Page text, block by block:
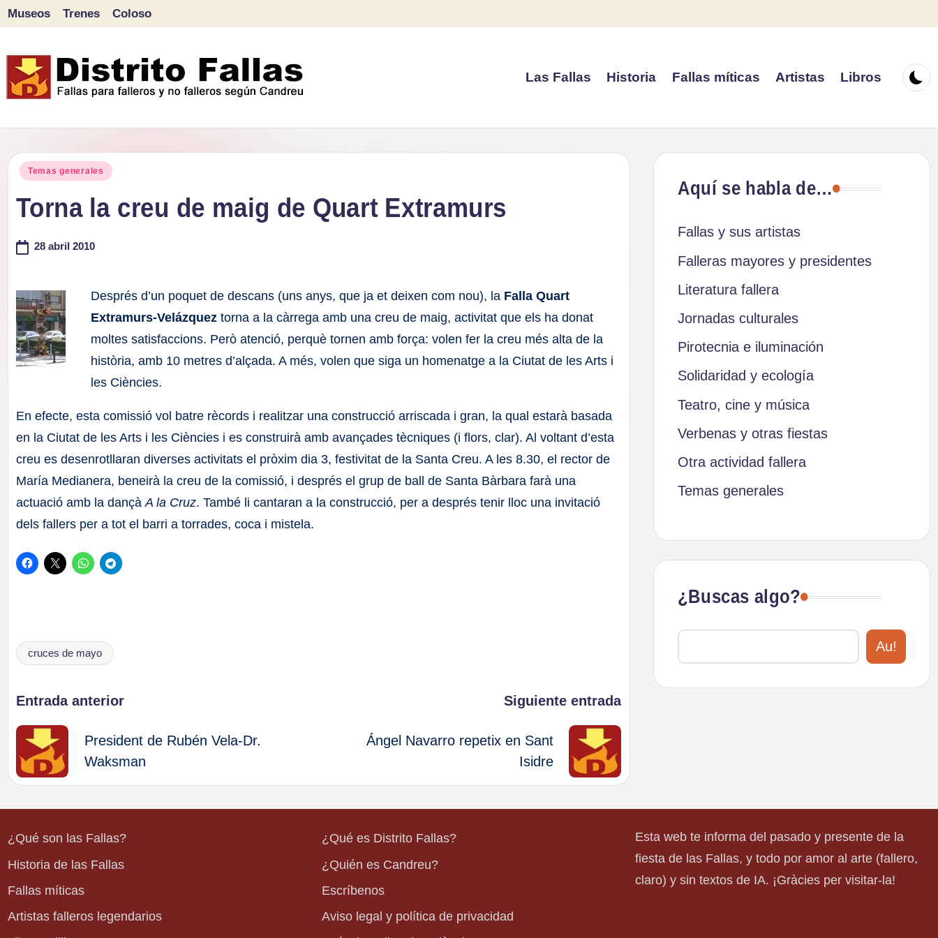
contenido
Museos Trenes Coloso
Las Fallas Historia Fallas míticas Artistas Libros
Publicado
Temas generales
Torna la creu de maig de Quart Extramurs
28 abril 2010
Després d’un poquet de descans (uns anys, que ja et deixen com nou), la Falla Quart
Extramurs-Velázqueztorna a la càrrega amb una creu de maig, activitat que els ha donat
moltes satisfaccions. Però atenció, perquè tornen amb força: volen fer la creu més alta de la
història, amb 10 metres d’alçada. A més, volen que siga un homenatge a la Ciutat de les Arts i
les Ciències.
En efecte, esta comissió vol batre rècords i realitzar una construcció arriscada i gran, la qual estarà basada
en la Ciutat de les Arts i les Ciències i es construirà amb avançades tècniques (i flors, clar). Al voltant d’esta
creu es desenrotllaran diverses activitats el pròxim dia 3, festivitat de la Santa Creu. A les 8.30, el rector de
María Medianera, beneirà la creu de la comissió, i després el grup de ball de Santa Bàrbara farà una
actuació amb la dançàA la Cruz. També li cantaran a la construcció, per a després tenir lloc una invitació
dels fallers per a tot el barri a torrades, coca i mistela.
Etiquetas:
cruces de mayo
Navegación
de
entradas
Entrada anterior
President de Rubén Vela-Dr.
Waksman
Siguiente entrada
Ángel Navarro repetix en Sant
Isidre
Aquí se habla de…
Fallas y sus artistas
Falleras mayores y presidentes
Literatura fallera
Jornadas culturales
Pirotecnia e iluminación
Solidaridad y ecología
Teatro, cine y música
Verbenas y otras fiestas
Otra actividad fallera
Temas generales
¿Buscas algo?
Au!
¿Qué son las Fallas?
Historia de las Fallas
Fallas míticas
Artistas falleros legendarios
¿Qué es Distrito Fallas?
¿Quién es Candreu?
Escríbenos
Aviso legal y política de privacidad
Esta web te informa del pasado y presente de la
fiesta de las Fallas, y todo por amor al arte (fallero,
claro) y sin textos de IA. ¡Gràcies per visitar-la!